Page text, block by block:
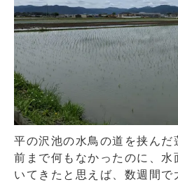
平の沢池の水鳥の道を挟んだ
前まで何もなかったのに、
いてきたと思えば、数週間